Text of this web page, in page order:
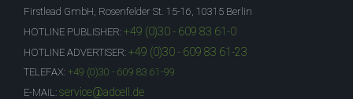
Firstlead GmbH, Rosenfelder St. 15-16, 10315 Berlin
HOTLINE PUBLISHER: +49 (0)30 - 609 83 61-0
HOTLINE ADVERTISER: +49 (0)30 - 609 83 61-23
TELEFAX: +49 (0)30 - 609 83 61-99
E-MAIL: service@adcell.de